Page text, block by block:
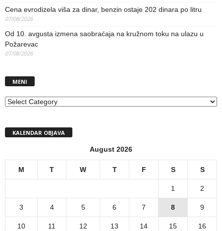
Cena evrodizela viša za dinar, benzin ostaje 202 dinara po litru
07/08/2026
Od 10. avgusta izmena saobraćaja na kružnom toku na ulazu u
Požarevac
07/08/2026
MENI
MENI
KALENDAR OBJAVA
August 2026
M T W T F S S
1 2
3 4 5 6 7 8 9
10 11 12 13 14 15 16